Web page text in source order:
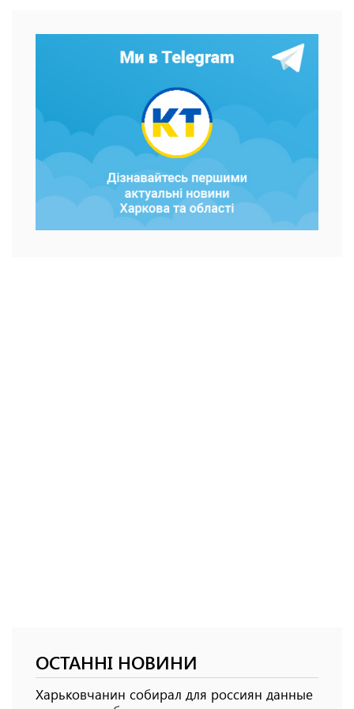
ОСТАННІ НОВИНИ
Харьковчанин собирал для россиян данные